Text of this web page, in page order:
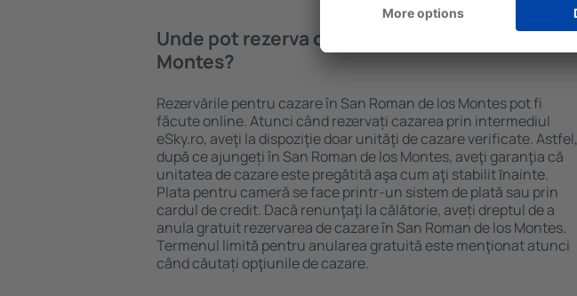
Unde pot rezerva cazare în San Roman de los
Montes?
Rezervările pentru cazare în San Roman de los Montes pot fi
făcute online. Atunci când rezervați cazarea prin intermediul
eSky.ro, aveţi la dispoziţie doar unităţi de cazare verificate. Astfel,
după ce ajungeți în San Roman de los Montes, aveţi garanţia că
unitatea de cazare este pregătită aşa cum aţi stabilit ȋnainte.
Plata pentru cameră se face printr-un sistem de plată sau prin
cardul de credit. Dacă renunţaţi la călătorie, aveți dreptul de a
anula gratuit rezervarea de cazare în San Roman de los Montes.
Termenul limită pentru anularea gratuită este menţionat atunci
când căutați opţiunile de cazare.